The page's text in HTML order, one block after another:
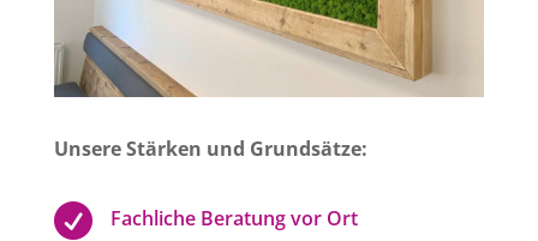
Unsere Stärken und Grundsätze:
 Fachliche Beratung vor Ort